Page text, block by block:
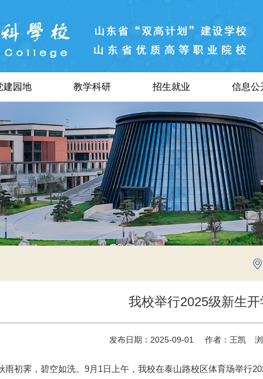
建园地 教学科研 招生就业 信息公
我校举行2025级新生
发布日期：2025-09-01 作者：王凯
雨初霁，碧空如洗。9月1日上午，我校在泰山路校区体育场举行